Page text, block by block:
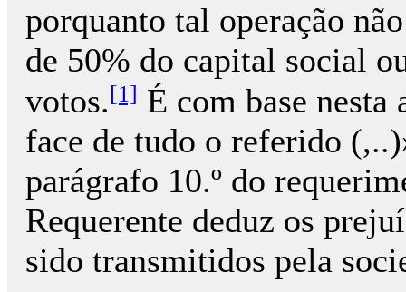
porquanto tal operação
de 50% do capital social
votos.[1] É com base
face de tudo o referido
parágrafo 10.º do
Requerente deduz os
sido transmitidos pela